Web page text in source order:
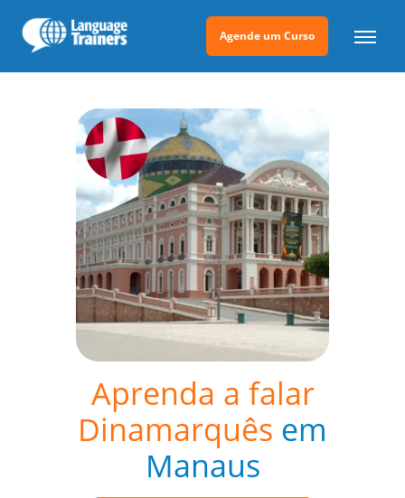
Agende um Curso
Aprenda a falar
Dinamarquês em
Manaus